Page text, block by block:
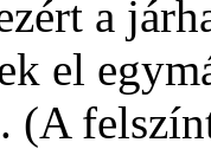
a
el
(A